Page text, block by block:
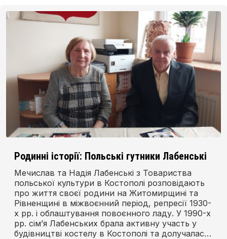
Родинні історії: Польські гутники Лабенські
Мечислав та Надія Лабенські з Товариства
польської культури в Костополі розповідають
про життя своєї родини на Житомирщині та
Рівненщині в міжвоєнний період, репресії 1930-
х рр. і облаштування повоєнного ладу. У 1990-х
рр. сім’я Лабенських брала активну участь у
будівництві костелу в Костополі та долучалася